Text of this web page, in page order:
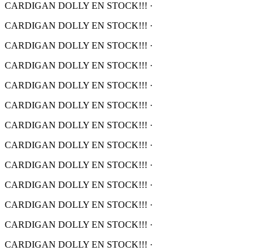
CARDIGAN DOLLY EN STOCK!!! ·
CARDIGAN DOLLY EN STOCK!!! ·
CARDIGAN DOLLY EN STOCK!!! ·
CARDIGAN DOLLY EN STOCK!!! ·
CARDIGAN DOLLY EN STOCK!!! ·
CARDIGAN DOLLY EN STOCK!!! ·
CARDIGAN DOLLY EN STOCK!!! ·
CARDIGAN DOLLY EN STOCK!!! ·
CARDIGAN DOLLY EN STOCK!!! ·
CARDIGAN DOLLY EN STOCK!!! ·
CARDIGAN DOLLY EN STOCK!!! ·
CARDIGAN DOLLY EN STOCK!!! ·
CARDIGAN DOLLY EN STOCK!!! ·